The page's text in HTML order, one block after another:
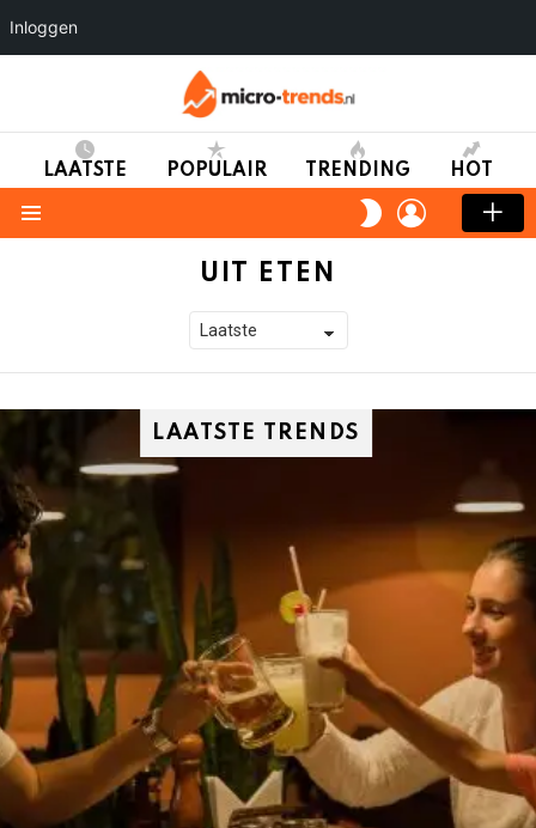
LAATSTE POPULAIR TRENDING HOT
SWITCH
SKIN
LOGIN
UIT ETEN
LAATSTE TRENDS
Inloggen